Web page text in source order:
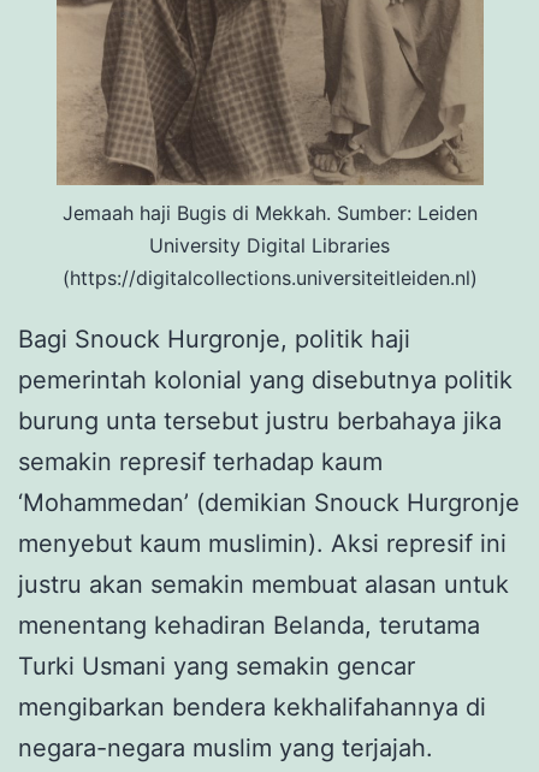
Jemaah haji Bugis di Mekkah. Sumber: Leiden
University Digital Libraries
(https://digitalcollections.universiteitleiden.nl)
Bagi Snouck Hurgronje, politik haji
pemerintah kolonial yang disebutnya politik
burung unta tersebut justru berbahaya jika
semakin represif terhadap kaum
‘Mohammedan’ (demikian Snouck Hurgronje
menyebut kaum muslimin). Aksi represif ini
justru akan semakin membuat alasan untuk
menentang kehadiran Belanda, terutama
Turki Usmani yang semakin gencar
mengibarkan bendera kekhalifahannya di
negara-negara muslim yang terjajah.